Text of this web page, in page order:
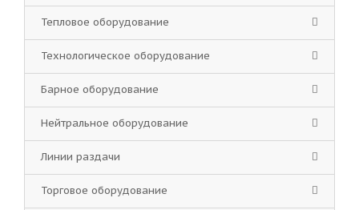
Тепловое оборудование
Технологическое оборудование
Барное оборудование
Нейтральное оборудование
Линии раздачи
Торговое оборудование